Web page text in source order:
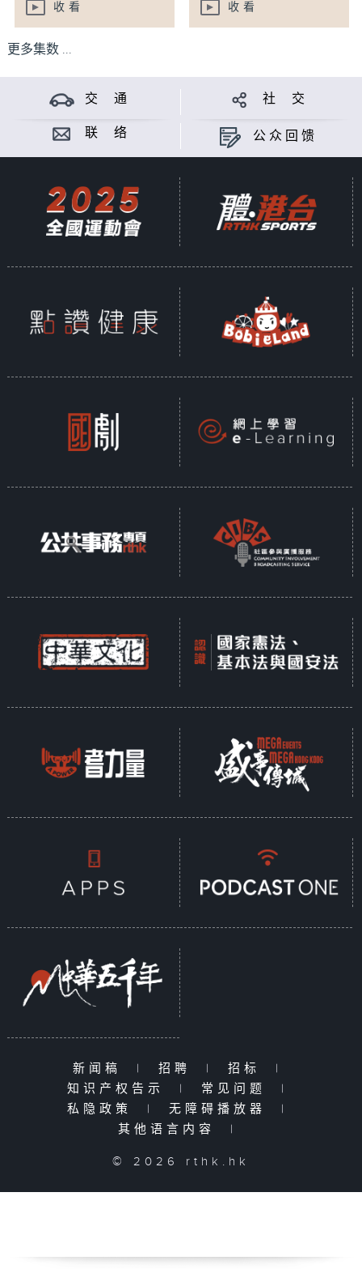
收看 收看
更多集数 ...
交 通 社 交
联 络 公众回馈
新闻稿 | 招聘 | 招标
|
知识产权告示
| 常见问题
|
私隐政策
| 无障碍播放器
|
其他语言内容
|
© 2026 rthk.hk